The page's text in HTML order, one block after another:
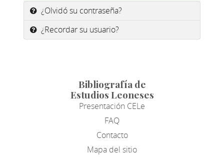
¿Olvidó su contraseña?
¿Recordar su usuario?
Bibliografía de
Estudios Leoneses
Presentación CELe
FAQ
Contacto
Mapa del sitio